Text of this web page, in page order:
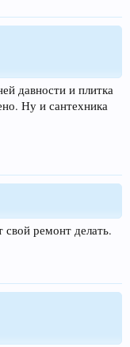
давности и плитка
Ну и сантехника
ремонт делать.